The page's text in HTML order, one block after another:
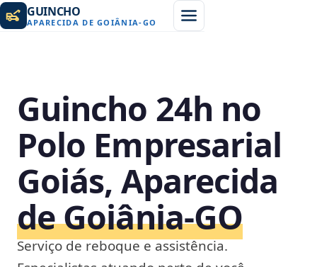
GUINCHO
APARECIDA DE GOIÂNIA-GO
Guincho 24h no
Polo Empresarial
Goiás, Aparecida
de Goiânia‑GO
Serviço de reboque e assistência.